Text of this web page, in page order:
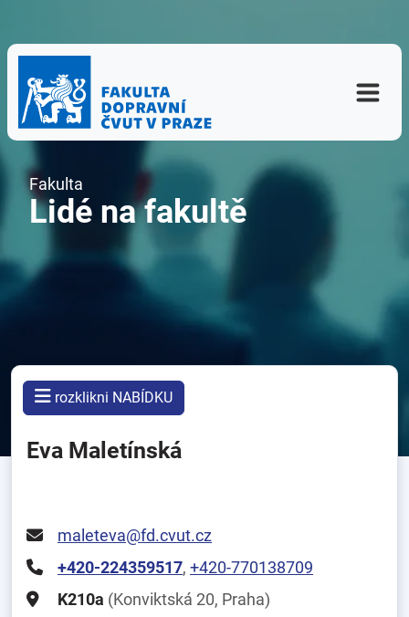
Fakulta
Lidé na fakultě
rozklikni NABÍDKU
Eva Maletínská
maleteva@fd.cvut.cz
+420-224359517, +420-770138709
K210a (Konviktská 20, Praha)